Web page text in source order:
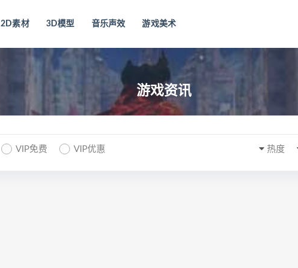
2D素材 3D模型 音乐声效 游戏美术
游戏资讯
VIP免费 VIP优惠 热度